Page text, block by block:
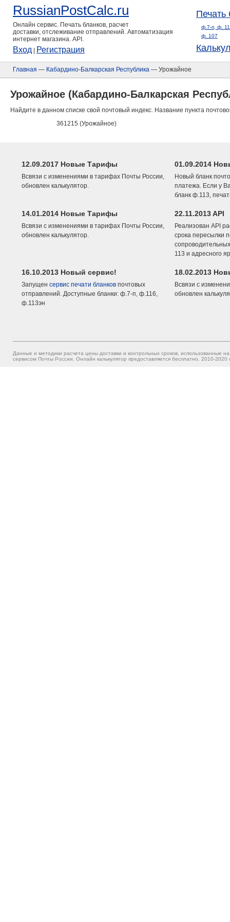
RussianPostCalc.ru
Онлайн сервис. Печать бланков, расчет
доставки, отслеживание отправлений. Автоматизация
интернет магазина. API.
Вход Регистрация
Печать
ф.7-п, ф.
ф. 107
Главная — Кабардино-Балкарская Республика — Урожайное
Урожайное (Кабардино-Балкарская
Найдите в данном списке свой почтовый индекс. Название пункта
361215 (Урожайное)
12.09.2017 Новые Тарифы
Всвязи с изменениями в тарифах Почты России,
обновлен калькулятор.
01.09.2014
Новый бланк
платежа. Если у
бланк ф.113,
14.01.2014 Новые Тарифы
Всвязи с изменениями в тарифах Почты России,
обновлен калькулятор.
22.11.2013 API
Реализован API
срока пересылки
113 и адресного
16.10.2013 Новый сервис!
Запущен сервис печати бланков почтовых
отправлений. Доступные бланки: ф.7-п, ф.116,
ф.113эн
18.02.2013
Всвязи с
обновлен
Данные и методики расчета цены доставки и контрольных сроков, использованные
сервисом Почты России. Онлайн калькулятор предоставляется бесплатно. 2010-2020